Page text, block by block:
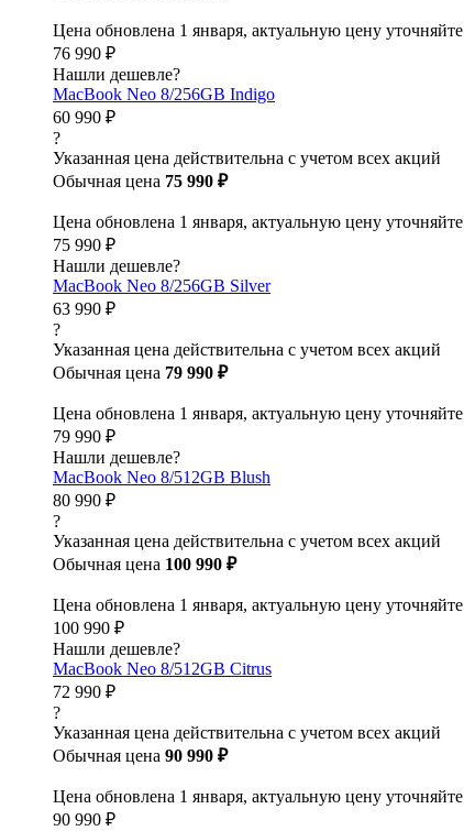
Цена обновлена 1 января, актуальную цену уточняйте
76 990 ₽
Нашли дешевле?
MacBook Neo 8/256GB Indigo
60 990 ₽
?
Указанная цена действительна с учетом всех акций
Обычная цена 75 990 ₽
Цена обновлена 1 января, актуальную цену уточняйте
75 990 ₽
Нашли дешевле?
MacBook Neo 8/256GB Silver
63 990 ₽
?
Указанная цена действительна с учетом всех акций
Обычная цена 79 990 ₽
Цена обновлена 1 января, актуальную цену уточняйте
79 990 ₽
Нашли дешевле?
MacBook Neo 8/512GB Blush
80 990 ₽
?
Указанная цена действительна с учетом всех акций
Обычная цена 100 990 ₽
Цена обновлена 1 января, актуальную цену уточняйте
100 990 ₽
Нашли дешевле?
MacBook Neo 8/512GB Citrus
72 990 ₽
?
Указанная цена действительна с учетом всех акций
Обычная цена 90 990 ₽
Цена обновлена 1 января, актуальную цену уточняйте
90 990 ₽